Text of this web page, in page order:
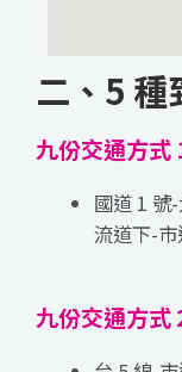
二、5 種
九份交通方式
國道 1 號
流道下-
九份交通方式